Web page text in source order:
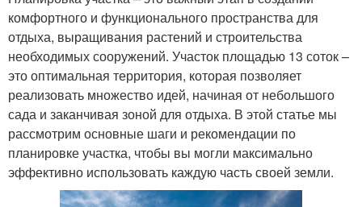
комфортного и функционального пространства для
отдыха, выращивания растений и строительства
необходимых сооружений. Участок площадью 13 соток –
это оптимальная территория, которая позволяет
реализовать множество идей, начиная от небольшого
сада и заканчивая зоной для отдыха. В этой статье мы
рассмотрим основные шаги и рекомендации по
планировке участка, чтобы вы могли максимально
эффективно использовать каждую часть своей земли.